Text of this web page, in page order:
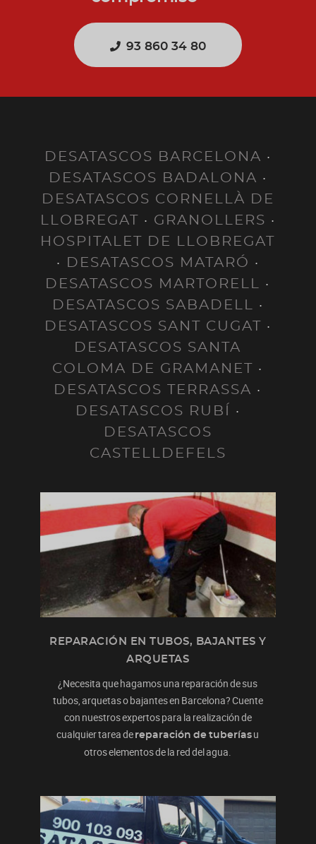
93 860 34 80
DESATASCOS BARCELONA ·
DESATASCOS BADALONA ·
DESATASCOS CORNELLÀ DE
LLOBREGAT · GRANOLLERS ·
HOSPITALET DE LLOBREGAT
·
DESATASCOS MATARÓ ·
DESATASCOS MARTORELL
·
DESATASCOS SABADELL
·
DESATASCOS SANT CUGAT ·
DESATASCOS SANTA
COLOMA DE GRAMANET ·
DESATASCOS TERRASSA ·
DESATASCOS RUBÍ
·
DESATASCOS
CASTELLDEFELS
REPARACIÓN EN TUBOS, BAJANTES Y
ARQUETAS
¿Necesita que hagamos una reparación de sus
tubos, arquetas o bajantes en Barcelona? Cuente
con nuestros expertos para la realización de
cualquier tarea de reparación de tuberías u
otros elementos de la red del agua.